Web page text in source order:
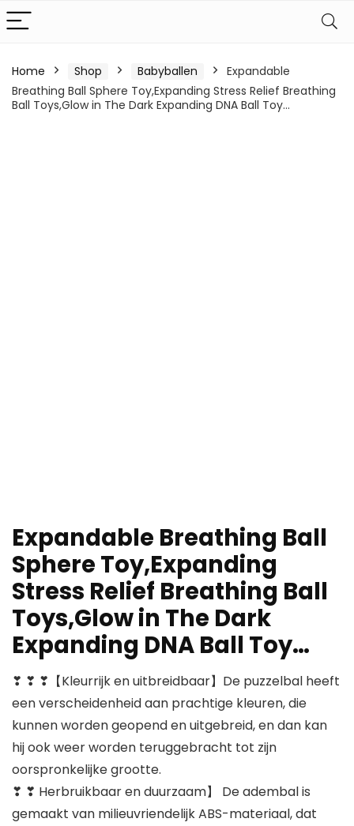
Home Shop Babyballen
Expandable
Breathing Ball Sphere Toy,Expanding Stress Relief Breathing
Ball Toys,Glow in The Dark Expanding DNA Ball Toy…
Expandable Breathing Ball
Sphere Toy,Expanding
Stress Relief Breathing Ball
Toys,Glow in The Dark
Expanding DNA Ball Toy…
❣ ❣ ❣【Kleurrijk en uitbreidbaar】De puzzelbal heeft
een verscheidenheid aan prachtige kleuren, die
kunnen worden geopend en uitgebreid, en dan kan
hij ook weer worden teruggebracht tot zijn
oorspronkelijke grootte.
❣ ❣ Herbruikbaar en duurzaam】 De adembal is
gemaakt van milieuvriendelijk ABS-materiaal, dat